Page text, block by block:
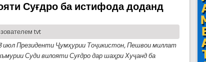
Суғдро ба истифода доданд
tvt
июл Президенти Ҷумҳурии Тоҷикистон, Пешвои миллат
Суди вилояти Суғдро дар шаҳри Хуҷанд ба